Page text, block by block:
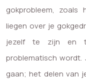
gokprobleem,
liegen over je
jezelf te zijn en
problematisch
gaan; het delen van